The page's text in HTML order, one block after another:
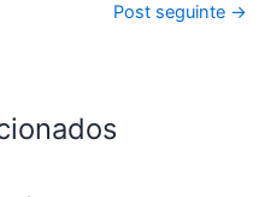
Post seguinte →